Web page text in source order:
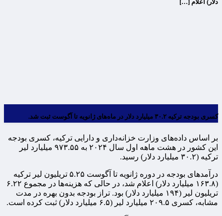
دلار) اعلام […]
کسری بودجه ترکیه ۳۰.۲ میلیارد دلار در ماه‌های ژانویه تا آگوست ثبت شد.
بر اساس داده‌های وزارت خزانه‌داری و دارایی ترکیه، کسری بودجه
این کشور در هشت ماهه اول سال ۲۰۲۴ به ۹۷۳.۵۵ میلیارد لیر
ترکیه (۳۰.۲ میلیارد دلار) رسید.
درآمدهای بودجه در دوره ژانویه تا آگوست ۵.۲۵ تریلیون لیر ترکیه
(۱۶۳.۸ میلیارد دلار) اعلام شد، در حالی که هزینه‌ها در مجموع ۶.۲۲
تریلیون لیر (۱۹۴ میلیارد دلار) بود. تراز بودجه بدون بهره در مدت
مشابه، کسری ۲۰۹.۵ میلیارد لیر (۶.۵ میلیارد دلار) ثبت کرده است.